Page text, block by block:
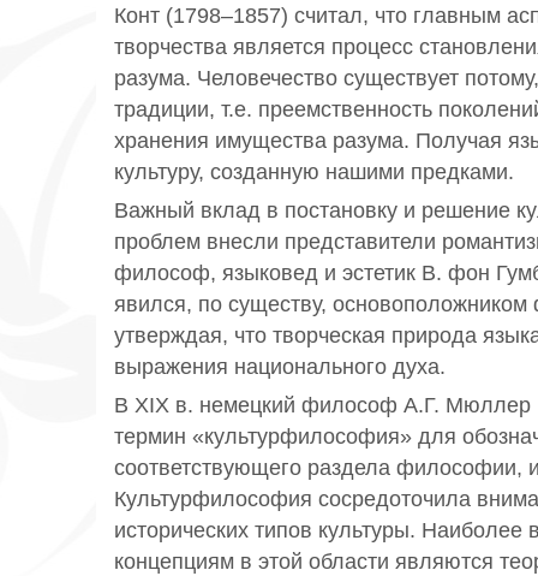
Конт (1798–1857) считал, что главным
творчества является процесс
разума. Человечество существует
традиции, т.е. преемственность
хранения имущества разума. Получая
культуру, созданную нашими предками.
Важный вклад в постановку и решение
проблем внесли представители
философ, языковед и эстетик В. фон
явился, по существу,
утверждая, что творческая природа
выражения национального духа.
В XIX в. немецкий философ А.Г. Мюллер
термин «культурфилософия» для
соответствующего раздела философии,
Культурфилософия сосредоточила
исторических типов культуры. Наиболее
концепциям в этой области являются